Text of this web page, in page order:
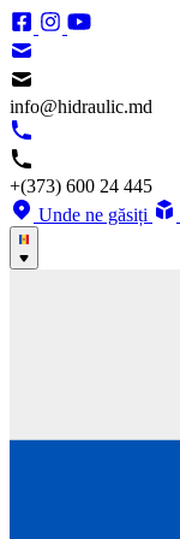
info@hidraulic.md
+(373) 600 24 445
Unde ne găsiți